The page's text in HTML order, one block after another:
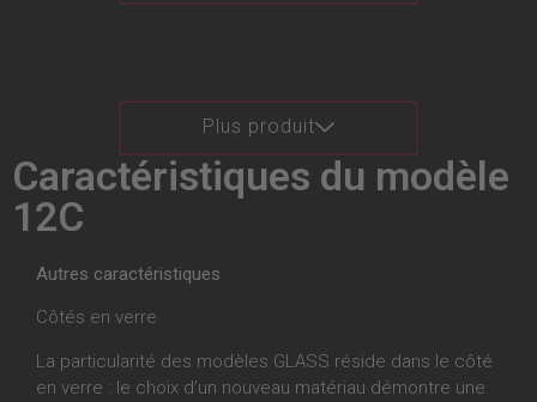
Plus produit
Caractéristiques du modèle
12C
Autres caractéristiques
Côtés en verre
La particularité des modèles GLASS réside dans le côté
en verre : le choix d’un nouveau matériau démontre une